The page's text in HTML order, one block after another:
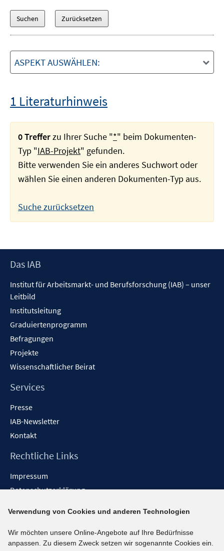
ASPEKT AUSWÄHLEN:
1 Literaturhinweis
0 Trefferzu Ihrer Suche "*" beim Dokumenten-
Typ "IAB-Projekt" gefunden.
Bitte verwenden Sie ein anderes Suchwort oder
wählen Sie einen anderen Dokumenten-Typ aus.
Suche zurücksetzen
Footer
Das IAB
Institut für Arbeitsmarkt- und Berufsforschung (IAB) – unser
Leitbild
Institutsleitung
Graduiertenprogramm
Befragungen
Projekte
Wissenschaftlicher Beirat
Services
Presse
IAB-Newsletter
Kontakt
Rechtliche Links
Impressum
Datenschutzerklärung
Barrieren melden
Social-Media-Kanäle
Verwendung von Cookies und anderen Technologien
Wir möchten unsere Online-Angebote auf Ihre Bedürfnisse
anpassen. Zu diesem Zweck setzen wir sogenannte Cookies ein.